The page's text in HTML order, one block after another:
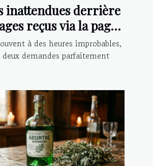
inattendues derrière
reçus via la page
à des heures improbables,
demandes parfaitement